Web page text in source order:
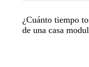
¿Cuánto tiempo
de una casa